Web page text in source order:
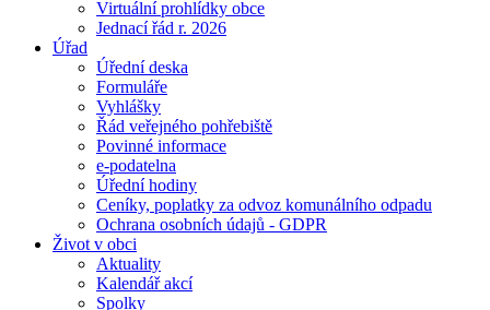
Virtuální prohlídky obce
Jednací řád r. 2026
Úřad
Úřední deska
Formuláře
Vyhlášky
Řád veřejného pohřebiště
Povinné informace
e-podatelna
Úřední hodiny
Ceníky, poplatky za odvoz komunálního odpadu
Ochrana osobních údajů - GDPR
Život v obci
Aktuality
Kalendář akcí
Spolky